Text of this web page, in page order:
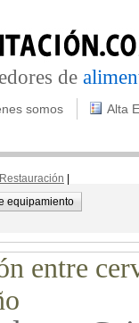
de
somos Alta
equipamiento
entre